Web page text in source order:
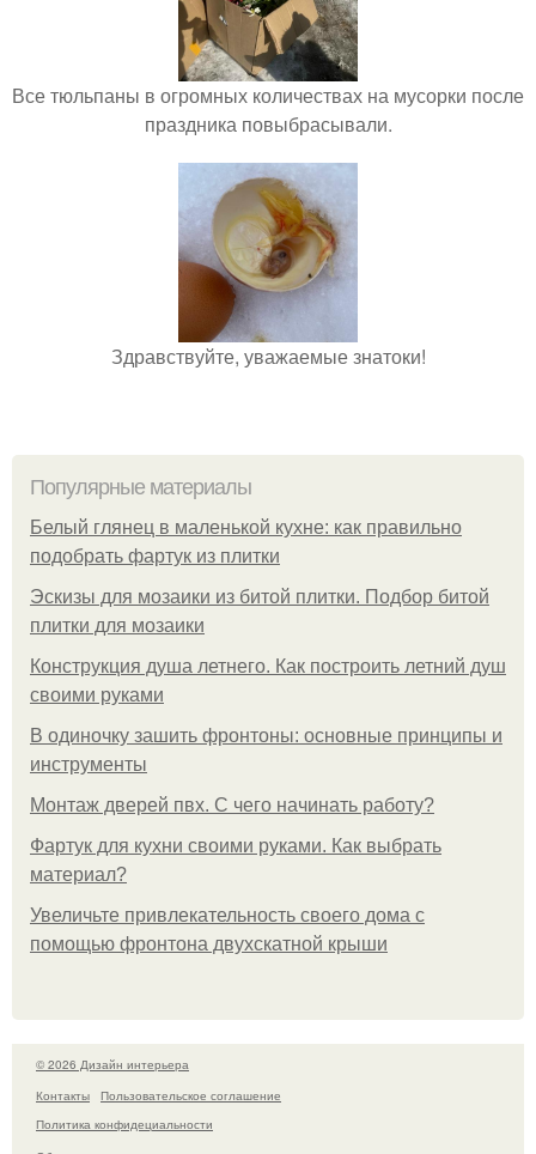
Все тюльпаны в огромных количествах на мусорки после
праздника повыбрасывали.
Здравствуйте, уважаемые знатоки!
Популярные материалы
Белый глянец в маленькой кухне: как правильно
подобрать фартук из плитки
Эскизы для мозаики из битой плитки. Подбор битой
плитки для мозаики
Конструкция душа летнего. Как построить летний душ
своими руками
В одиночку зашить фронтоны: основные принципы и
инструменты
Монтаж дверей пвх. С чего начинать работу?
Фартук для кухни своими руками. Как выбрать
материал?
Увеличьте привлекательность своего дома с
помощью фронтона двухскатной крыши
© 2026 Дизайн интерьера
Контакты
Пользовательское соглашение
Политика конфидециальности